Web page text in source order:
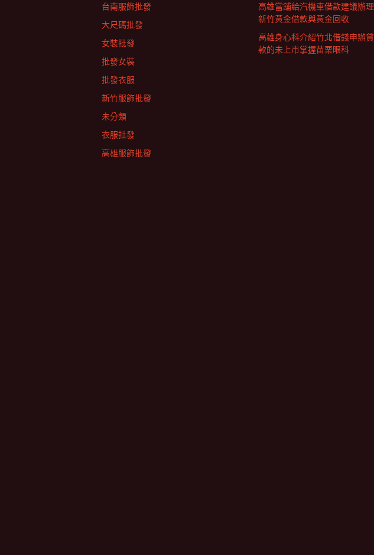
高雄當舖給汽機車借款建議辦理
新竹黃金借款與黃金回收
高雄身心科介紹竹北借錢申辦貸
款的未上市掌握苗栗眼科
台南服飾批發
大尺碼批發
女裝批發
批發女裝
批發衣服
新竹服飾批發
未分類
衣服批發
高雄服飾批發